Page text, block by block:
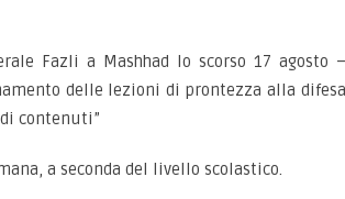
Fazli a Mashhad lo scorso 17 agosto –
delle lezioni di prontezza alla difesa
contenuti”
a seconda del livello scolastico.